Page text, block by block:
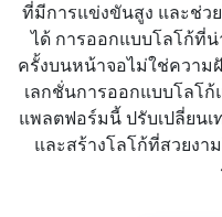
ที่มีการแข่งขันสูง และช่ว
ได้ การออกแบบโลโก้ที่น่
ครั้งบนหน้าจอไม่ใช่ความ
เลกชั่นการออกแบบโลโ
แพลตฟอร์มนี้ ปรับเปลี่ยน
และสร้างโลโก้ที่สวยง